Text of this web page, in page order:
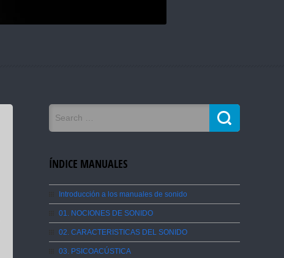
ÍNDICE MANUALES
Introducción a los manuales de sonido
01. NOCIONES DE SONIDO
02. CARACTERISTICAS DEL SONIDO
03. PSICOACÚSTICA